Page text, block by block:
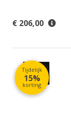
€ 206,00
Tijdelijk
15%
korting